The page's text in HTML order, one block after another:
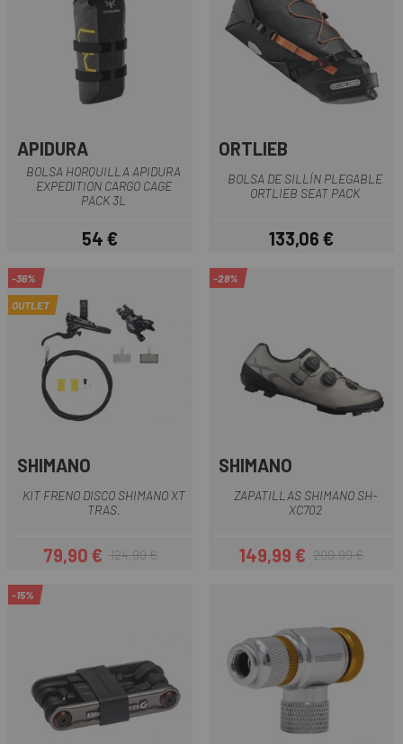
APIDURA
BOLSA HORQUILLA APIDURA
EXPEDITION CARGO CAGE
PACK 3L
Precio
54 €
ORTLIEB
BOLSA DE SILLÍN PLEGABLE
ORTLIEB SEAT PACK
Precio
133,06 €
-36%
OUTLET
SHIMANO
KIT FRENO DISCO SHIMANO XT
TRAS.
Precio
79,90 €Precio regular
124,99 €
-28%
SHIMANO
ZAPATILLAS SHIMANO SH-
XC702
Precio
149,99 €Precio regular
209,99 €
-15%